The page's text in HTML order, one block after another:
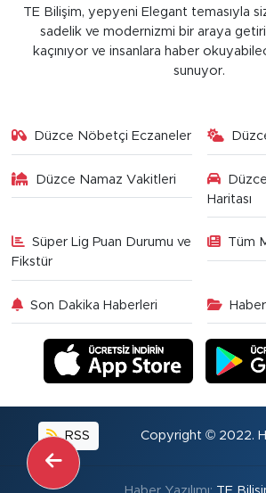
TE Bilişim, yepyeni Elegant temasıyla
sadelik ve modernizmi bir araya
kaçınıyor ve insanlara haber
sunuyor.
Düzce Nöbetçi Eczaneler
Düzce Namaz Vakitleri
Haritası
Süper Lig Puan Durumu ve
Fikstür
Tüm
Son Dakika Haberleri
RSS Copyright © 2022.